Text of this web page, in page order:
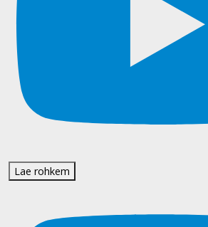
Lae rohkem